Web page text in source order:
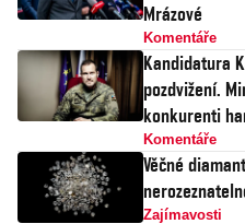
Mrázové
Komentáře
Kandidatura
pozdvižení.
konkurenti
Komentáře
Věčné
Zajímavosti